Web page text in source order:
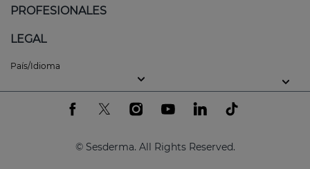
PROFESIONALES
LEGAL
País/Idioma
© Sesderma. All Rights Reserved.